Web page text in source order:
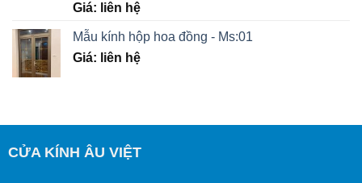
Giá: liên hệ
Mẫu kính hộp hoa đồng - Ms:01
Giá: liên hệ
CỬA KÍNH ÂU VIỆT